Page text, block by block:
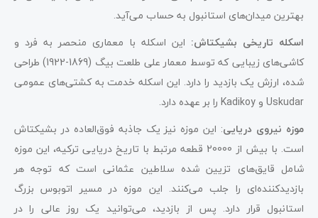
بهترین میدان‌های استانبول به حساب می‌آید.
اسکله تاریخی بشیکتاش: این اسکله با معماری منحصر به فرد و
کاشی‌های زیبایی که توسط معمار علی طلعت بیگ (1869-1922) طراحی
شده، ارزش یک بازدید را دارد. این اسکله خدمت به کشتی‌های عمومی
Uskudar و Kadikoy را بر عهده دارد.
موزه نیروی دریایی: این موزه نیز یک جاذبه فوق‌العاده در بشیکتاش
است. با بیش از 20000 قطعه مرتبط با تاریخ دریایی ترکیه، این موزه
شامل قایق‌های تزیین شده سلاطین عثمانی است که توجه هر
بازدیدکننده‌ای را جلب می‌کنند. این موزه در مسیر اتوبوس بزرگ
استانبول قرار دارد. پس از بازدید، می‌توانید یک روز عالی را در